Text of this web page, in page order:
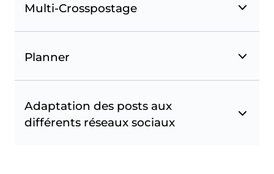
Favoris Instagram
Suivez les comptes et les hashtags et utilisez-les
pour suivre les posts à republier. Monitorez vos
concurrents et inspirez-vous des comptes
Multi-Crosspostage
Planner
Adaptation des posts aux
différents réseaux sociaux